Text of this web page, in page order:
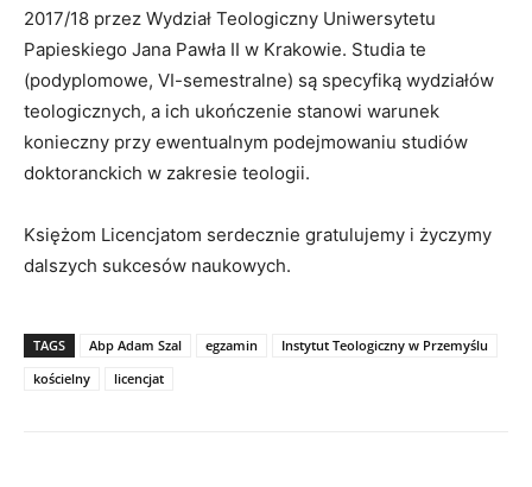
2017/18 przez Wydział Teologiczny Uniwersytetu
Papieskiego Jana Pawła II w Krakowie. Studia te
(podyplomowe, VI-semestralne) są specyfiką wydziałów
teologicznych, a ich ukończenie stanowi warunek
konieczny przy ewentualnym podejmowaniu studiów
doktoranckich w zakresie teologii.
Księżom Licencjatom serdecznie gratulujemy i życzymy
dalszych sukcesów naukowych.
TAGS Abp Adam Szal egzamin
Instytut Teologiczny w Przemyślu
kościelny
licencjat